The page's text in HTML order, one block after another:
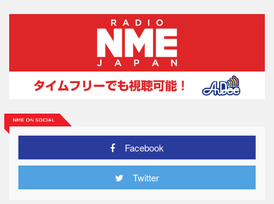
Facebook
Twitter